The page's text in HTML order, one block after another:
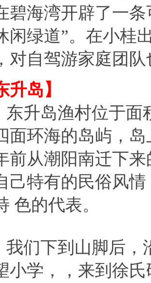
碧海湾开辟了一
闲绿道”。在小桂
对自驾游家庭团
升岛】
岛渔村位于面
面环海的岛屿，
前从潮阳南迁下
己特有的民俗风
色的代表。
下到山脚后，
小学，，来到徐